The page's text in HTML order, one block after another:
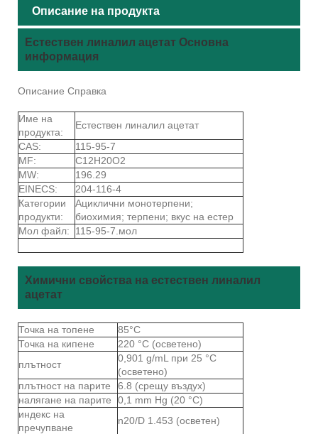
Описание на продукта
Естествен линалил ацетат Основна
информация
Описание Справка
Име на
продукта:
Естествен линалил ацетат
CAS:
115-95-7
MF:
C12H20O2
MW:
196.29
EINECS:
204-116-4
Категории
продукти:
Ациклични монотерпени;
биохимия; терпени; вкус на естер
Мол файл:
115-95-7.мол
Химични свойства на естествен линалил
ацетат
Точка на топене
85°C
Точка на кипене
220 °C (осветено)
плътност
0,901 g/mL при 25 °C
(осветено)
плътност на парите
6.8 (срещу въздух)
налягане на парите
0,1 mm Hg (20 °C)
индекс на
пречупване
n20/D 1.453 (осветен)